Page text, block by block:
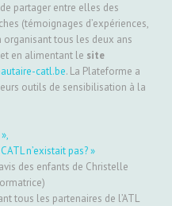
partager entre elles des
(témoignages d’expériences,
tous les deux ans
en alimentant le site
catl.be. La Plateforme a
outils de sensibilisation à la
n’existait pas? »
des enfants de Christelle
tous les partenaires de l’ATL